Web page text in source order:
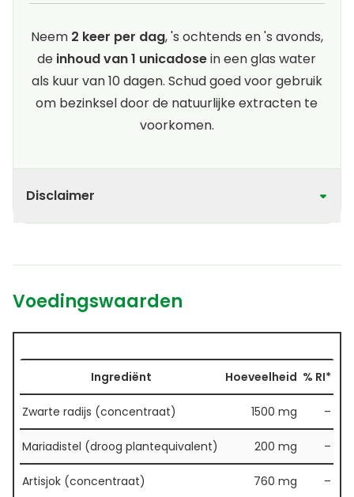
Neem 2 keer per dag, 's ochtends en 's avonds,
de inhoud van 1 unicadosein een glas water
als kuur van 10 dagen. Schud goed voor gebruik
om bezinksel door de natuurlijke extracten te
voorkomen.
Disclaimer
Voedingswaarden
Ingrediënt Hoeveelheid % RI*
Zwarte radijs (concentraat) 1500 mg –
Mariadistel (droog plantequivalent) 200 mg –
Artisjok (concentraat) 760 mg –